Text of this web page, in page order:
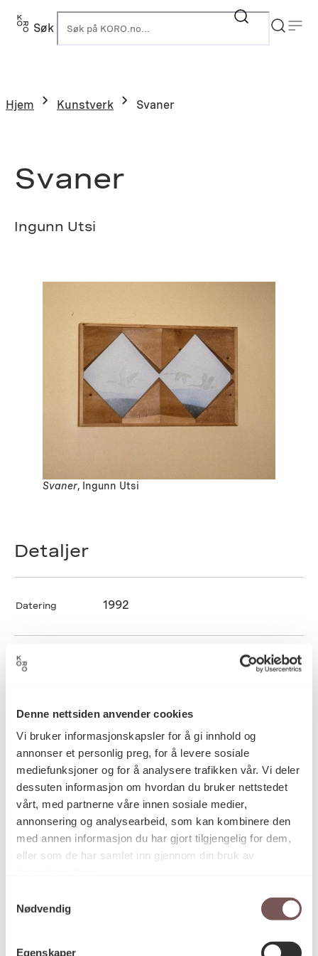
Denne nettsiden anvender cookies
Vi bruker informasjonskapsler for å gi innhold og
annonser et personlig preg, for å levere sosiale
mediefunksjoner og for å analysere trafikken vår. Vi deler
dessuten informasjon om hvordan du bruker nettstedet
vårt, med partnerne våre innen sosiale medier,
annonsering og analysearbeid, som kan kombinere den
med annen informasjon du har gjort tilgjengelig for dem,
eller som de har samlet inn gjennom din bruk av
Nødvendig
Egenskaper
Hopp
Søk
Hjem Kunstverk Svaner
Svaner
Ingunn Utsi
Svaner, Ingunn Utsi
Detaljer
Datering 1992
Kunstner
Elektronisk kunst, Relieff
materiale
Furu, plexiglass, finérplate,
akrylmaling
Mål